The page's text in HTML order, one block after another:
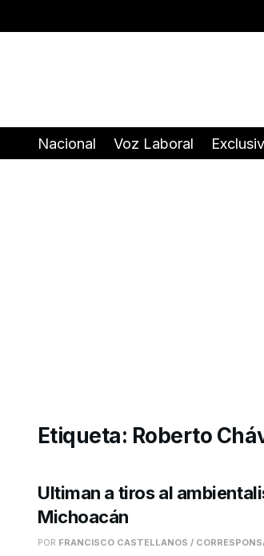
Nacional Voz Laboral
Etiqueta: Roberto
Ultiman a tiros al
Michoacán
POR FRANCISCO CASTELLANOS /